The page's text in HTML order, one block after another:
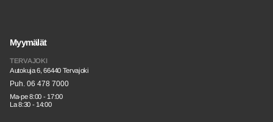
Myymälät
TERVAJOKI
Autokuja 6, 66440 Tervajoki
Puh. 06 478 7000
Ma-pe 8:00 - 17:00
La 8:30 - 14:00